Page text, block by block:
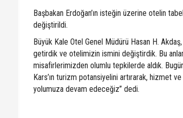
Başbakan Erdoğan’ın isteğin üzerine otelin
değiştirildi.
Büyük Kale Otel Genel Müdürü Hasan H. Akdaş,
getirdik ve otelimizin ismini değiştirdik. Bu
misafirlerimizden olumlu tepkilerde aldık.
Kars’ın turizm potansiyelini artırarak, hizmet
yolumuza devam edeceğiz” dedi.